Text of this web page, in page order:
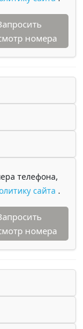
номера
телефона,
сайта .
номера